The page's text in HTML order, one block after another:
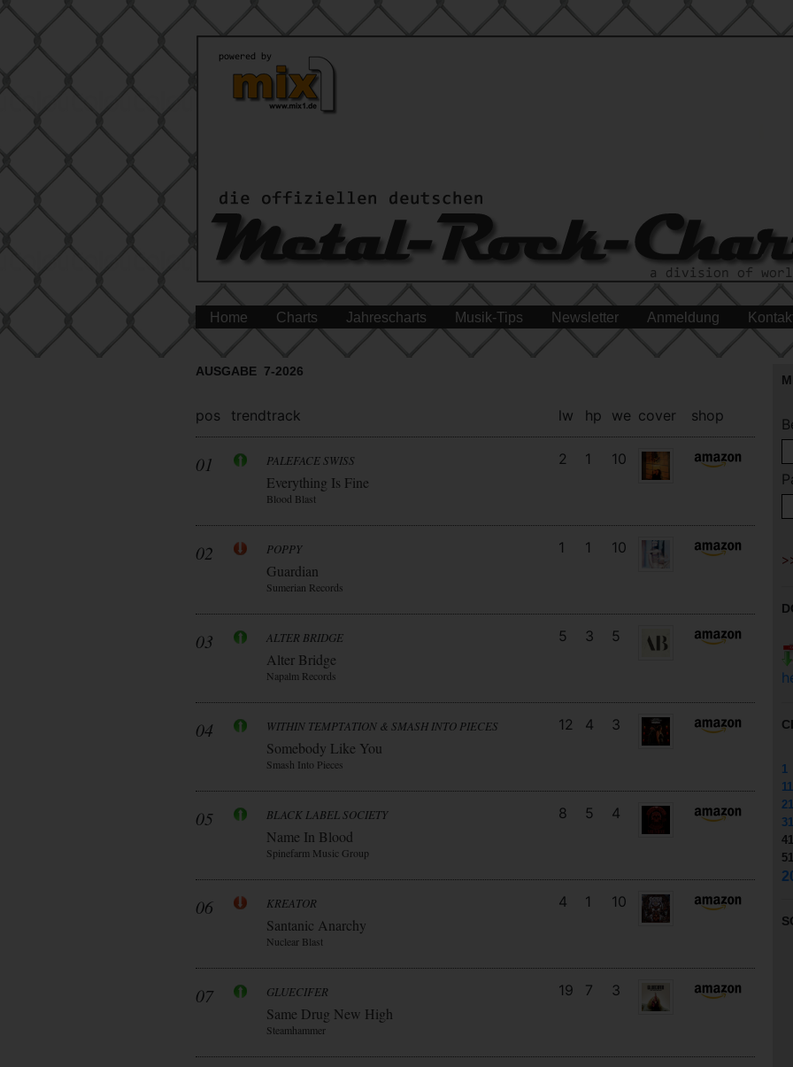
Home Charts Jahrescharts Musik-Tips Newsletter Anmeldung
AUSGABE 7-2026
pos trendtrack lw hp we cover shop
01 PALEFACE SWISS
Everything Is Fine
Blood Blast
2 1 10
02 POPPY
Guardian
Sumerian Records
1 1 10
03 ALTER BRIDGE
Alter Bridge
Napalm Records
5 3 5
04 WITHIN TEMPTATION & SMASH INTO PIECES
Somebody Like You
Smash Into Pieces
12 4 3
05 BLACK LABEL SOCIETY
Name In Blood
Spinefarm Music Group
8 5 4
06 KREATOR
Santanic Anarchy
Nuclear Blast
4 1 10
07 GLUECIFER
Same Drug New High
Steamhammer
19 7 3
1
11
21
31
41
51